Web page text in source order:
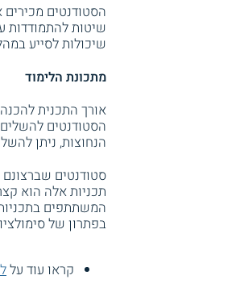
הסטודנטים
שיטות להתמודדות
שיכולות לסייע
מתכונת הלימוד
אורך התכנית
הסטודנטים
הנחוצות, ניתן
סטודנטים
תכניות אלה הוא
המשתתפים
בפתרון של
קראו עוד על